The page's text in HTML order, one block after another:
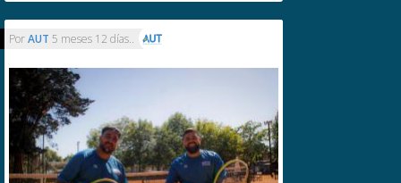
PorAUT 5 meses 12 días..